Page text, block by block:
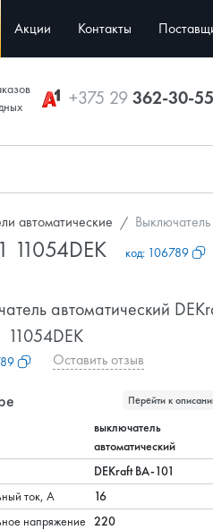
Акции Контакты
+375 29362-30-55
автоматические
11054DEK код: 106789
автоматический
11054DEK
Оставить отзыв
Перейти к
выключатель
автоматический
DEKraft ВА-101
ток, А
16
напряжение 220